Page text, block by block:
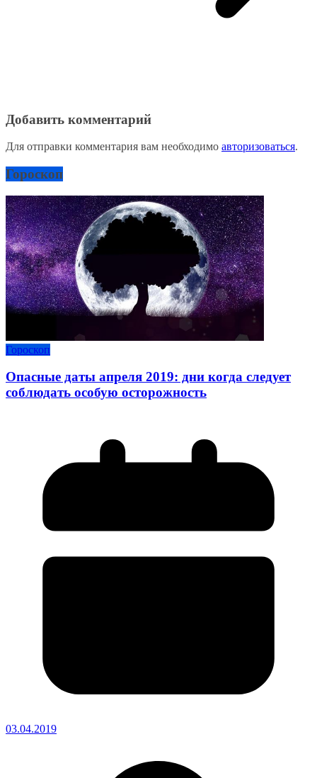
Добавить комментарий
Для отправки комментария вам необходимо авторизоваться.
Гороскоп
Гороскоп
Опасные даты апреля 2019: дни когда следует
соблюдать особую осторожность
03.04.2019